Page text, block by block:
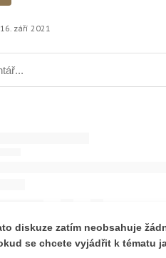
16. září 2021